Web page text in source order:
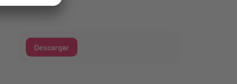
Descargar